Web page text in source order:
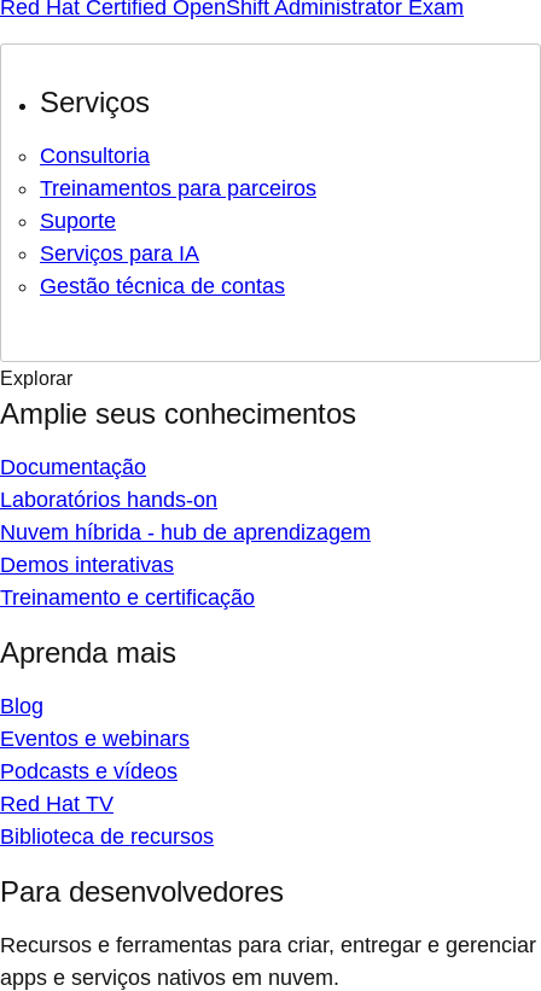
Red Hat Certified OpenShift Administrator Exam
Serviços
Consultoria
Treinamentos para parceiros
Suporte
Serviços para IA
Gestão técnica de contas
Explorar
Amplie seus conhecimentos
Documentação
Laboratórios hands-on
Nuvem híbrida - hub de aprendizagem
Demos interativas
Treinamento e certificação
Aprenda mais
Blog
Eventos e webinars
Podcasts e vídeos
Red Hat TV
Biblioteca de recursos
Para desenvolvedores
Recursos e ferramentas para criar, entregar e gerenciar
apps e serviços nativos em nuvem.